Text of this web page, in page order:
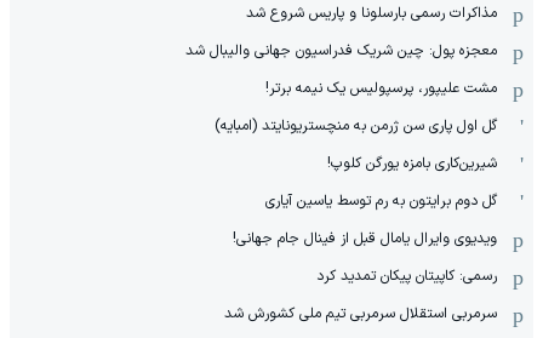
مذاکرات رسمی بارسلونا و پاریس شروع شد
معجزه پول: چین شریک فدراسیون جهانی والیبال شد
مشت علیپور، پرسپولیس یک نیمه برتر!
گل اول پاری سن ژرمن به منچستریونایتد (امبایه)
شیرین‌کاری بامزه یورگن کلوپ!
گل دوم برایتون به رم توسط یاسین آیاری
ویدیوی وایرال یامال قبل از فینال جام جهانی!
رسمی: کاپیتان پیکان تمدید کرد
سرمربی استقلال سرمربی تیم ملی کشورش شد